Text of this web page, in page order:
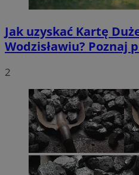
Jak uzyskać Kartę
Wodzisławiu? Poznaj
2